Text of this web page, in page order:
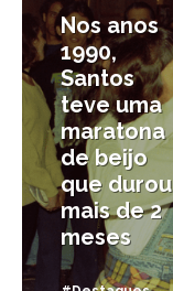
Nos anos
1990,
Santos
teve uma
maratona
de beijo
que durou
mais de 2
meses